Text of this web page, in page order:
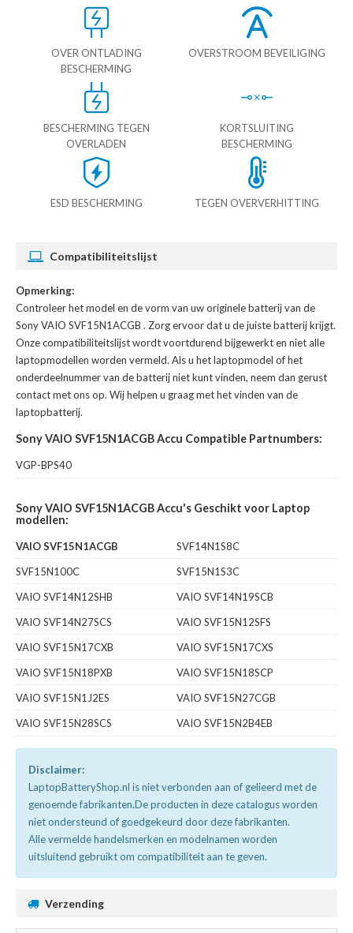
OVER ONTLADING
BESCHERMING
OVERSTROOM BEVEILIGING
BESCHERMING TEGEN
OVERLADEN
KORTSLUITING
BESCHERMING
ESD BESCHERMING TEGEN OVERVERHITTING
Compatibiliteitslijst
Opmerking:
Controleer het model en de vorm van uw originele batterij van de
Sony VAIO SVF15N1ACGB . Zorg ervoor dat u de juiste batterij krijgt.
Onze compatibiliteitslijst wordt voortdurend bijgewerkt en niet alle
laptopmodellen worden vermeld. Als u het laptopmodel of het
onderdeelnummer van de batterij niet kunt vinden, neem dan gerust
contact met ons op. Wij helpen u graag met het vinden van de
laptopbatterij.
Sony VAIO SVF15N1ACGB Accu Compatible Partnumbers:
VGP-BPS40
Sony VAIO SVF15N1ACGB Accu's Geschikt voor Laptop
modellen:
VAIO SVF15N1ACGB
SVF14N1S8C
SVF15N100C
SVF15N1S3C
VAIO SVF14N12SHB
VAIO SVF14N19SCB
VAIO SVF14N27SCS
VAIO SVF15N12SFS
VAIO SVF15N17CXB
VAIO SVF15N17CXS
VAIO SVF15N18PXB
VAIO SVF15N18SCP
VAIO SVF15N1J2ES
VAIO SVF15N27CGB
VAIO SVF15N28SCS
VAIO SVF15N2B4EB
Disclaimer:
LaptopBatteryShop.nl is niet verbonden aan of gelieerd met de
genoemde fabrikanten.De producten in deze catalogus worden
niet ondersteund of goedgekeurd door deze fabrikanten.
Alle vermelde handelsmerken en modelnamen worden
uitsluitend gebruikt om compatibiliteit aan te geven.
Verzending